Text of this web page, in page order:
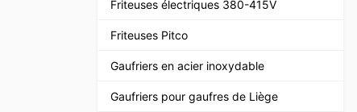
Friteuses électriques 380-415V
Friteuses Pitco
Gaufriers en acier inoxydable
Gaufriers pour gaufres de Liège